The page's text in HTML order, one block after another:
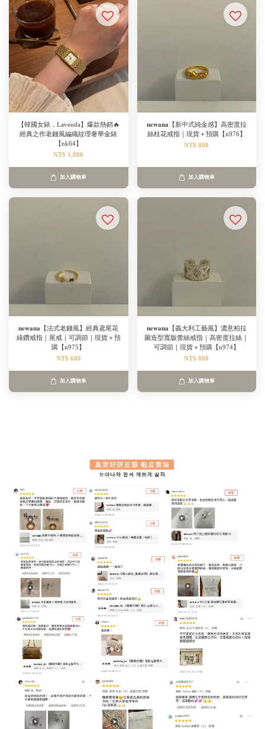
【韓國女錶．Lavenda】爆款熱銷🔥
經典之作老錢風編織紋理奢華金錶
【nk64】
NT$ 1,880
加入購物車
𝐧𝐞𝐰𝐚𝐧𝐚【新中式純金感】高密度拉
絲桂花戒指｜現貨＋預購【n976】
NT$ 880
加入購物車
𝐧𝐞𝐰𝐚𝐧𝐚【法式老錢風】經典鳶尾花
綠鑽戒指｜尾戒｜可調節｜現貨＋預
購【n975】
NT$ 680
加入購物車
𝐧𝐞𝐰𝐚𝐧𝐚【義大利工藝風】濃意柏拉
圖造型寬版蕾絲戒指｜高密度拉絲｜
可調節｜現貨＋預購【n974】
NT$ 880
加入購物車